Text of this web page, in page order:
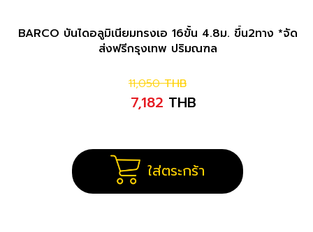
BARCO บันไดอลูมิเนียมทรงเอ 16ขั้น 4.8ม. ขึ้น2ทาง *จัด
ส่งฟรีกรุงเทพ ปริมณฑล
11,050 THB
7,182 THB
ใส่ตระกร้า